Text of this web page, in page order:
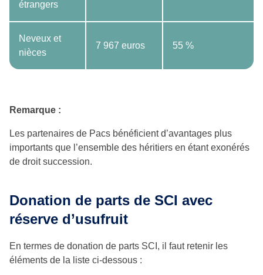
étrangers
Neveux et
nièces
7 967 euros 55 %
Remarque :
Les partenaires de Pacs bénéficient d’avantages plus
importants que l’ensemble des héritiers en étant exonérés
de droit succession.
Donation de parts de SCI avec
réserve d’usufruit
En termes de donation de parts SCI, il faut retenir les
éléments de la liste ci-dessous :